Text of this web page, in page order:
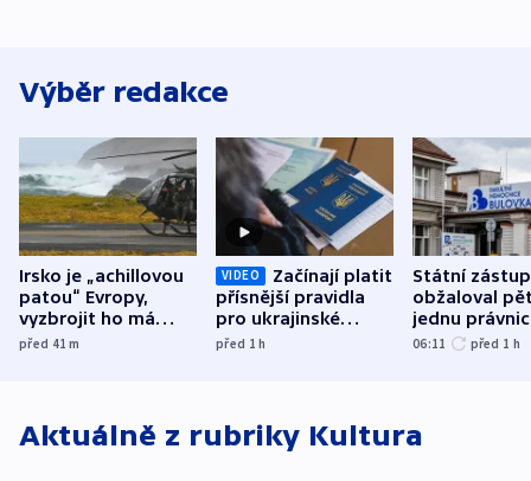
Výběr redakce
Irsko je „achillovou
patou“ Evropy,
vyzbrojit ho má
Francie
před 41m
VIDEO
Začínají platit
přísnější pravidla
pro ukrajinské
uprchlíky
před 1h
Státní
obžaloval
jednu
osobu v
06:11 před 1 h
Aktuálně z rubriky Kultura